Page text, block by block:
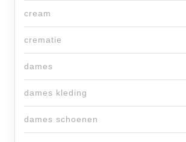
cream
crematie
dames
dames kleding
dames schoenen